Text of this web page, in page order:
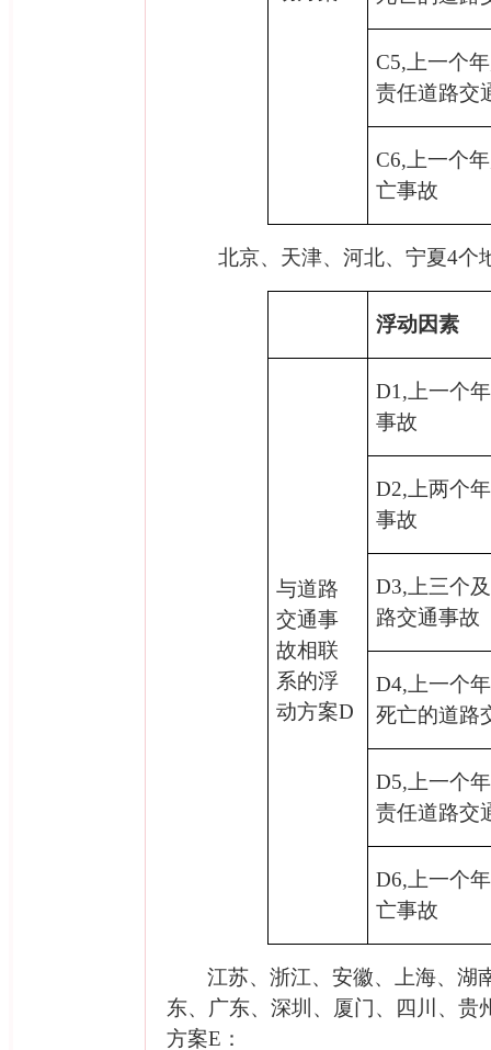
C5, 上一个
责任道路交
C6, 上一个
亡事故
4北京、天津、河北、宁夏4个
浮动因素
与道路
交通事
故相联
系的浮
动方案D
D1, 上一个
事故
D2, 上两个
事故
D3, 上三个
路交通事故
D4, 上一个
死亡的道路
D5, 上一个
责任道路交
D6, 上一个
亡事故
江苏、浙江、安徽、上海、湖
东、广东、深圳、厦门、四川、贵
方案E ：